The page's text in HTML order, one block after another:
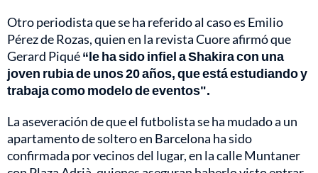
Otro periodista que se ha referido al caso es Emilio
Pérez de Rozas, quien en la revista Cuore afirmó que
Gerard Piqué“le ha sido infiel a Shakira con una
joven rubia de unos 20 años, que está estudiando y
trabaja como modelo de eventos".
La aseveración de que el futbolista se ha mudado a un
apartamento de soltero en Barcelona ha sido
confirmada por vecinos del lugar, en la calle Muntaner